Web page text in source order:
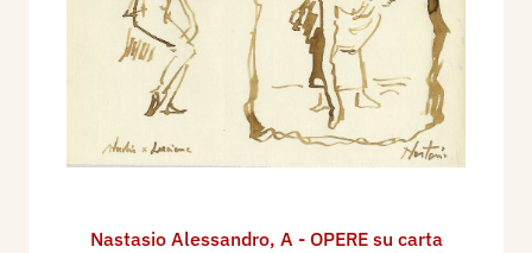
Nastasio Alessandro, A - OPERE su carta